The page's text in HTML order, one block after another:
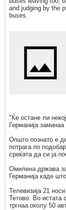
and judging by the
buses.
"Ќе остане ли
Германија
Општо познато е
потрага по
среќата да си ја
Омилена држава
Германија каде
Телевизија 21
Тетово. Во истата
тргнаа околу 50